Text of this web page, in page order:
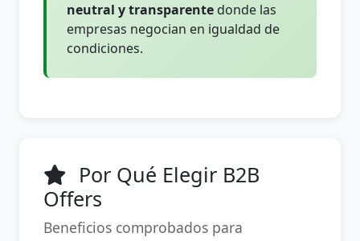
neutral y transparente donde las
empresas negocian en igualdad de
condiciones.
Por Qué Elegir B2B
Offers
Beneficios comprobados para